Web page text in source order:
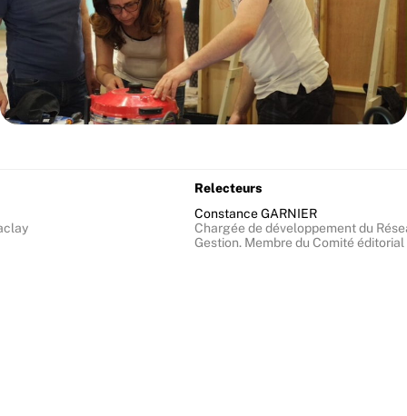
Relecteurs
Constance GARNIER
Chargée de développement du
Gestion. Membre du Comité éditorial